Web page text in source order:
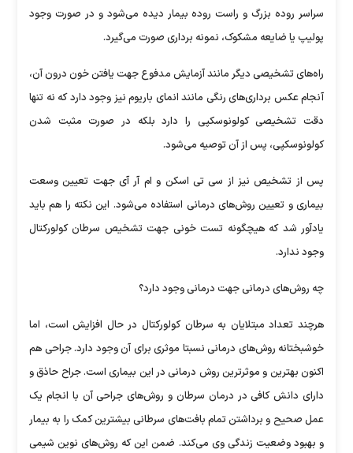
سراسر روده بزرگ و راست روده بیمار دیده می‌شود و در صورت وجود
پولیپ یا ضایعه مشکوک، نمونه برداری صورت می‌گیرد.
راه‌های تشخیصی دیگر مانند آزمایش مدفوع جهت یافتن خون درون آن،
آنجام عکس برداری‌های رنگی مانند انمای باریوم نیز وجود دارد که نه تنها
دقت تشخیصی کولونوسکپی را دارد بلکه در صورت مثبت شدن
کولونوسکپی، پس از آن توصیه می‌شود.
پس از تشخیص نیز از سی تی اسکن و ام آر آی جهت تعیین وسعت
بیماری و تعیین روش‌های درمانی استفاده می‌شود. این نکته را هم باید
یادآور شد که هیچگونه تست خونی جهت تشخیص سرطان کولورکتال
وجود ندارد.
چه روش‌های درمانی جهت درمانی وجود دارد؟
هرچند تعداد مبتلایان به سرطان کولورکتال در حال افزایش است، اما
خوشبختانه روش‌های درمانی نسبتا موثری برای آن وجود دارد. جراحی هم
اکنون بهترین و موثرترین روش درمانی در این بیماری است. جراح حاذق و
دارای دانش کافی در درمان سرطان و روش‌های جراحی آن با انجام یک
عمل صحیح و برداشتن تمام بافت‌های سرطانی بیشترین کمک را به بیمار
و بهبود وضعیت زندگی وی می‌کند. ضمن این که روش‌های نوین شیمی